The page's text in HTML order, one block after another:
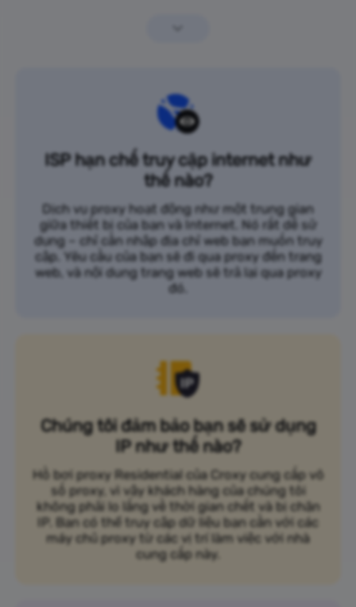
ISP hạn chế truy cập internet như
thế nào?
Dịch vụ proxy hoạt động như một trung gian
giữa thiết bị của bạn và Internet. Nó rất dễ sử
dụng – chỉ cần nhập địa chỉ web bạn muốn truy
cập. Yêu cầu của bạn sẽ đi qua proxy đến trang
web, và nội dung trang web sẽ trả lại qua proxy
đó.
Chúng tôi đảm bảo bạn sẽ sử dụng
IP như thế nào?
Hồ bơi proxy Residential của Croxy cung cấp vô
số proxy, vì vậy khách hàng của chúng tôi
không phải lo lắng về thời gian chết và bị chặn
IP. Bạn có thể truy cập dữ liệu bạn cần với các
máy chủ proxy từ các vị trí làm việc với nhà
cung cấp này.